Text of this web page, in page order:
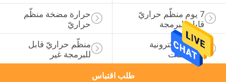
حرارة مضخة منظّم
حراريّ
7 يوم منظّم حراريّ
قابل للبرمجة
منظّم حراريّ قابل
للبرمجة غير
غرفة الالكترونية
ترموستات
طلب اقتباس